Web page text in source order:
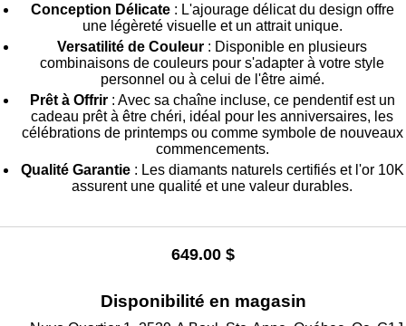
Conception Délicate: L'ajourage délicat du design offre
une légèreté visuelle et un attrait unique.
Versatilité de Couleur : Disponible en plusieurs
combinaisons de couleurs pour s'adapter à votre style
personnel ou à celui de l'être aimé.
Prêt à Offrir: Avec sa chaîne incluse, ce pendentif est un
cadeau prêt à être chéri, idéal pour les anniversaires, les
célébrations de printemps ou comme symbole de nouveaux
commencements.
Qualité Garantie: Les diamants naturels certifiés et l'or 10K
assurent une qualité et une valeur durables.
649.00 $
Disponibilité en magasin